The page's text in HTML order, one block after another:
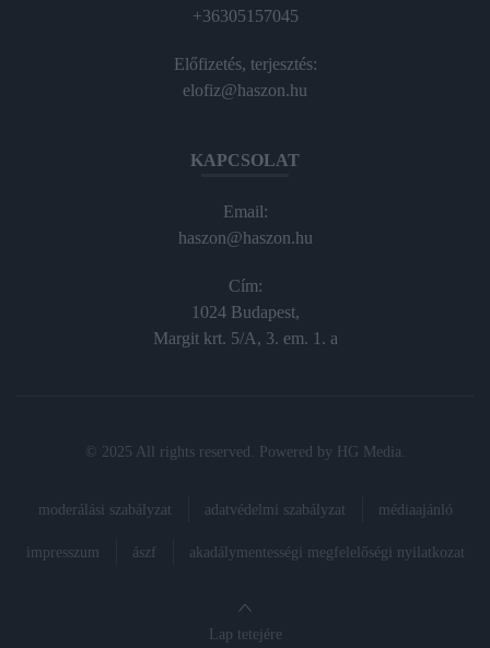
+36305157045
Előfizetés, terjesztés:
elofiz@haszon.hu
KAPCSOLAT
Email:
haszon@haszon.hu
Cím:
1024 Budapest,
Margit krt. 5/A, 3. em. 1. a
© 2025 All rights reserved. Powered by HG Media
moderálási szabályzat adatvédelmi szabályzat médiaajánló
impresszum ászf akadálymentességi megfelelőségi nyilatkozat
Lap tetejére